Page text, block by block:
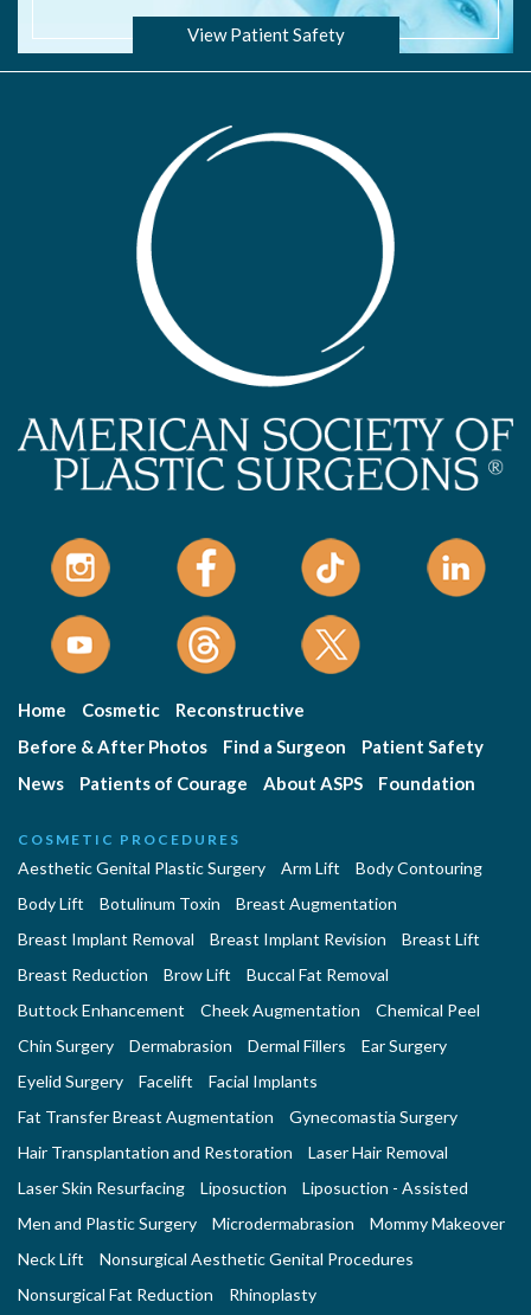
View Patient Safety
Home Cosmetic
Reconstructive
Before & After Photos
Find a Surgeon
Patient Safety
News
Patients of Courage About ASPS Foundation
COSMETIC PROCEDURES
Aesthetic Genital Plastic Surgery Arm Lift
Body Contouring
Body Lift
Botulinum Toxin
Breast Augmentation
Breast Implant Removal
Breast Implant Revision
Breast Lift
Breast Reduction
Brow Lift
Buccal Fat Removal
Buttock Enhancement
Cheek Augmentation
Chemical Peel
Chin Surgery
Dermabrasion Dermal Fillers
Ear Surgery
Eyelid Surgery
Facelift
Facial Implants
Fat Transfer Breast Augmentation
Gynecomastia Surgery
Hair Transplantation and Restoration
Laser Hair Removal
Laser Skin Resurfacing
Liposuction
Liposuction - Assisted
Men and Plastic Surgery
Microdermabrasion
Mommy Makeover
Neck Lift
Nonsurgical Aesthetic Genital Procedures
Nonsurgical Fat Reduction
Rhinoplasty